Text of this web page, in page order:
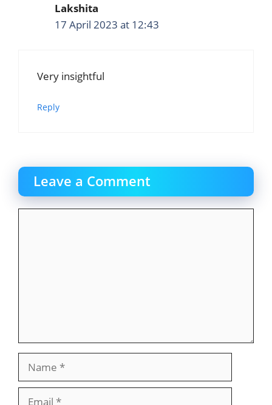
Lakshita
17 April 2023 at 12:43
Very insightful
Reply
Leave a Comment